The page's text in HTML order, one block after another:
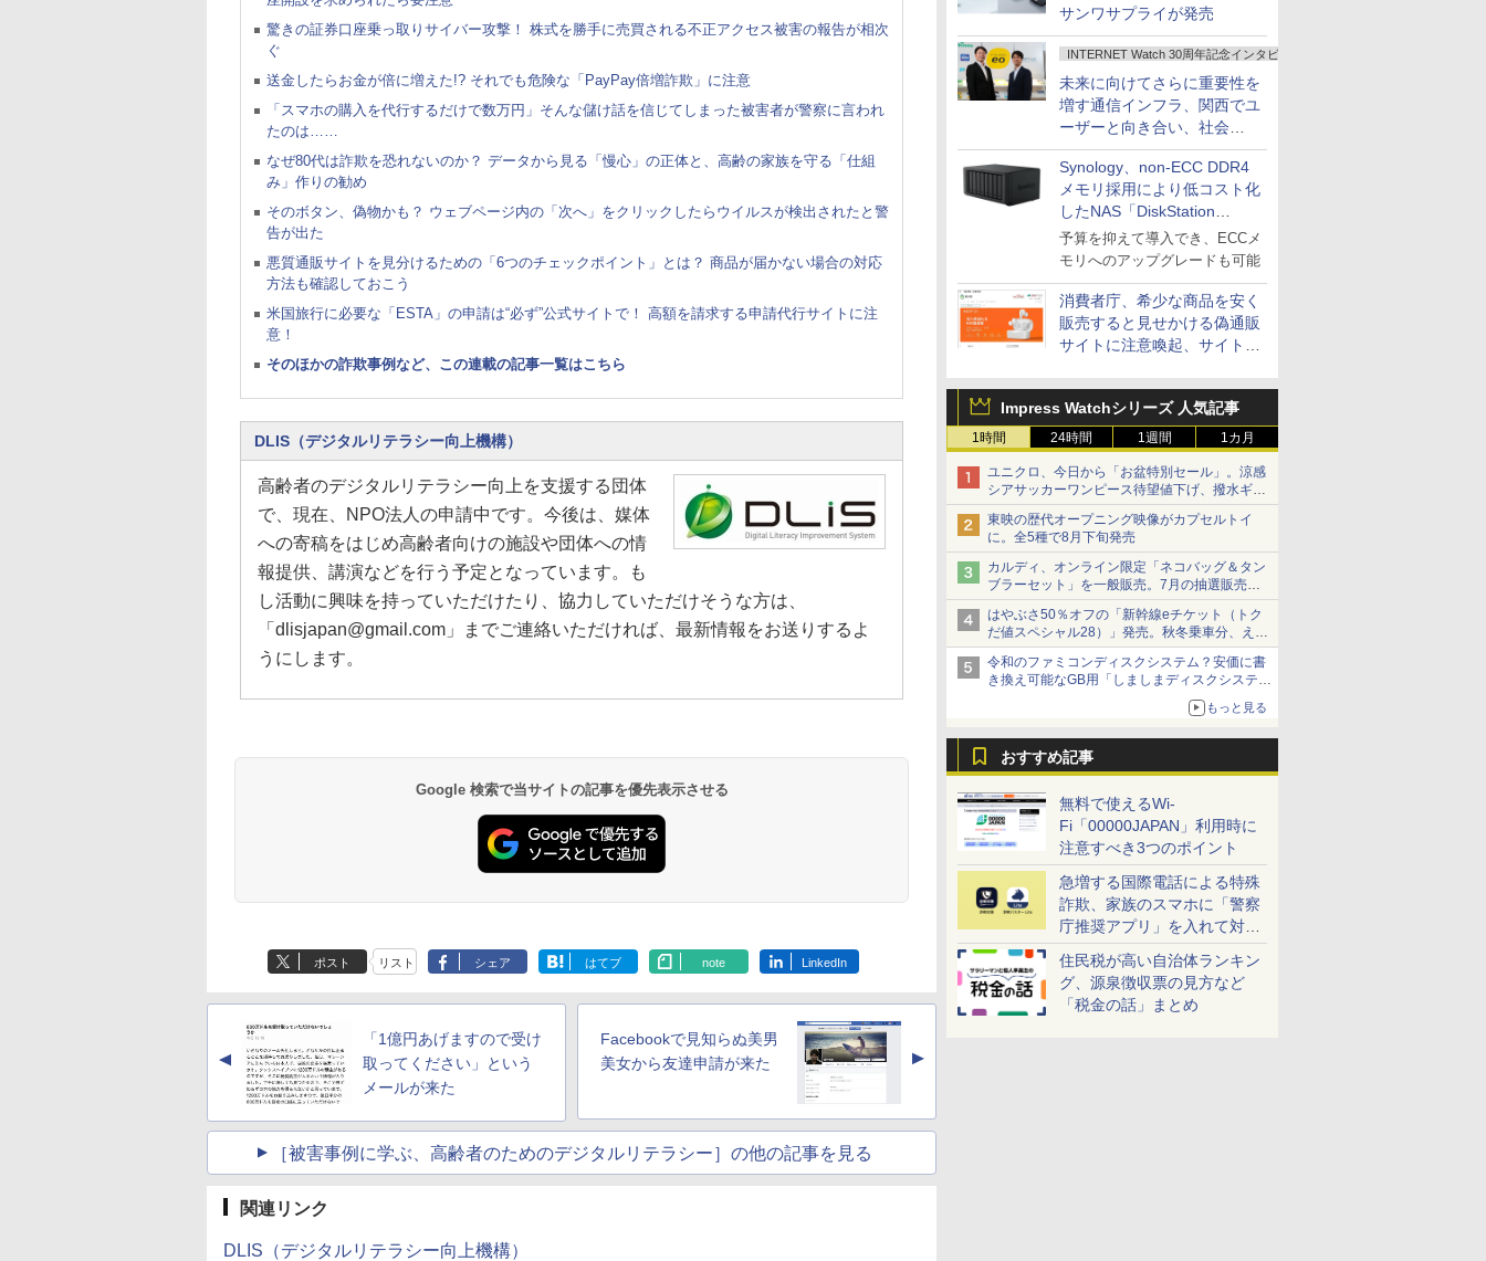
サンワサプライが発売
INTERNET Watch 30周年記念インタビュー
未来に向けてさらに重要性を
増す通信インフラ、関西でユ
ーザーと向き合い、社会
の“あたらしい”を起動し続け
る～オプテージ
Synology、non-ECC DDR4
メモリ採用により低コスト化
したNAS「DiskStation
neo+」シリーズ
予算を抑えて導入でき、ECCメ
モリへのアップグレードも可能
消費者庁、希少な商品を安く
販売すると見せかける偽通販
サイトに注意喚起、サイト名
Impress Watchシリーズ 人気記事
1時間 24時間 1週間 1カ月
ユニクロ、今日から「お盆特別セール」。涼感
シアサッカーワンピース待望値下げ、撥水ギア
ショーツは1990円に
東映の歴代オープニング映像がカプセルトイ
に。全5種で8月下旬発売
カルディ、オンライン限定「ネコバッグ＆タン
ブラーセット」を一般販売。7月の抽選販売の
当選無効分
はやぶさ50％オフの「新幹線eチケット（トク
だ値スペシャル28）」発売。秋冬乗車分、えき
ねっと限定
令和のファミコンディスクシステム？安価に書
き換え可能なGB用「しましまディスクシステ
もっと見る
おすすめ記事
無料で使えるWi-
Fi「00000JAPAN」利用時に
注意すべき3つのポイント
急増する国際電話による特殊
詐欺、家族のスマホに「警察
庁推奨アプリ」を入れて対策
しよう！
住民税が高い自治体ランキン
グ、源泉徴収票の見方など
「税金の話」まとめ
驚きの証券口座乗っ取りサイバー攻撃！ 株式を勝手に売買される不正アクセス被害の報告が相次
ぐ
送金したらお金が倍に増えた!? それでも危険な「PayPay倍増詐欺」に注意
「スマホの購入を代行するだけで数万円」そんな儲け話を信じてしまった被害者が警察に言われ
たのは……
なぜ80代は詐欺を恐れないのか？ データから見る「慢心」の正体と、高齢の家族を守る「仕組
み」作りの勧め
そのボタン、偽物かも？ ウェブページ内の「次へ」をクリックしたらウイルスが検出されたと警
告が出た
悪質通販サイトを見分けるための「6つのチェックポイント」とは？ 商品が届かない場合の対応
方法も確認しておこう
米国旅行に必要な「ESTA」の申請は“必ず”公式サイトで！ 高額を請求する申請代行サイトに注
意！
そのほかの詐欺事例など、この連載の記事一覧はこちら
DLIS（デジタルリテラシー向上機構）
高齢者のデジタルリテラシー向上を支援する団体
で、現在、NPO法人の申請中です。今後は、媒体
への寄稿をはじめ高齢者向けの施設や団体への情
報提供、講演などを行う予定となっています。も
し活動に興味を持っていただけたり、協力していただけそうな方は、
「dlisjapan@gmail.com」までご連絡いただければ、最新情報をお送りするよ
うにします。
Google 検索で当サイトの記事を優先表示させる
ポスト リスト シェア はてブ note LinkedIn
▲
「1億円あげますので受け
取ってください」という
メールが来た
Facebookで見知らぬ美男
美女から友達申請が来た
▲
［被害事例に学ぶ、高齢者のためのデジタルリテラシー］の他の記事を見る
関連リンク
DLIS（デジタルリテラシー向上機構）